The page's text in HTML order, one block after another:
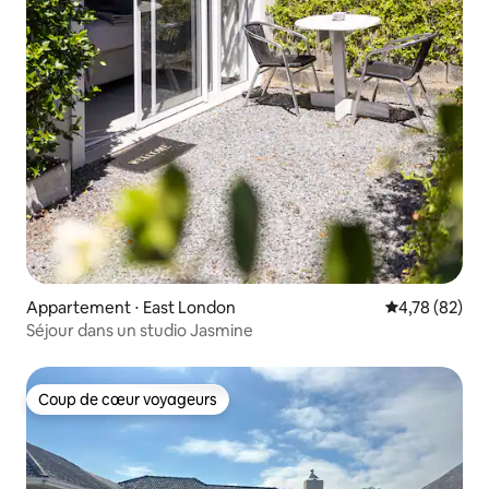
Appartement ⋅ East London Évaluation
4,78 (82)
Séjour dans un studio Jasmine
Coup de cœur voyageurs
Coup de cœur voyageurs